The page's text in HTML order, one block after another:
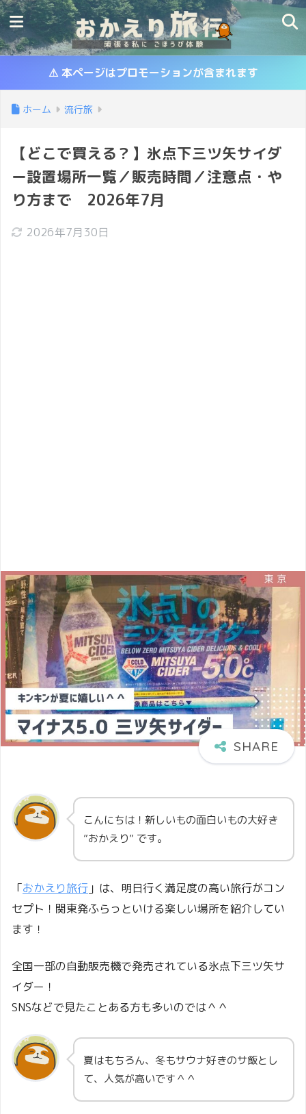
⚠ 本ページはプロモーションが含まれます
ホーム 流行旅
【どこで買える？】氷点下三ツ矢サイダ
ー設置場所一覧／販売時間／注意点・や
り方まで 2026年7月
2026年7月30日
こんにちは！新しいもの面白いもの大好き
”おかえり” です。
「おかえり旅行 」は、明日行く満足度の高い旅行がコン
セプト！関東発ふらっといける楽しい場所を紹介してい
ます！
全国一部の自動販売機で発売されている氷点下三ツ矢サ
イダー！
SNSなどで見たことある方も多いのでは＾＾
夏はもちろん、冬もサウナ好きのサ飯とし
て、人気が高いです＾＾